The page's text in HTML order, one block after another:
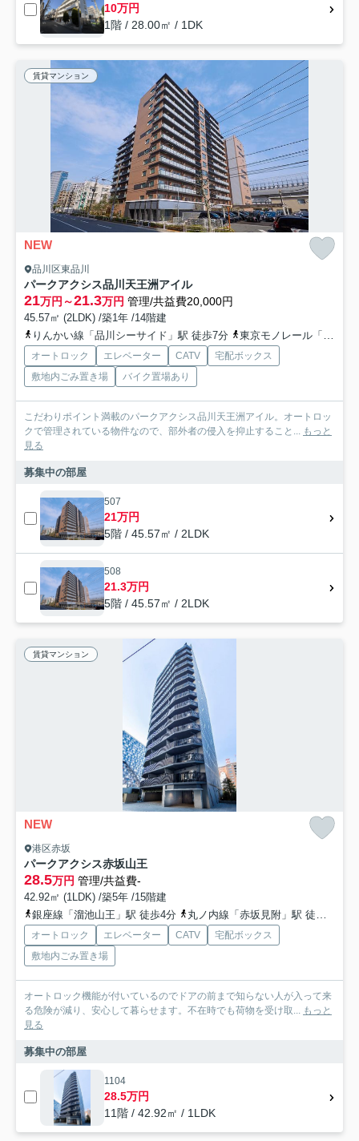
10万円
1階 / 28.00㎡ / 1DK
賃貸マンション
NEW
品川区東品川
パークアクシス品川天王洲アイル
21万円～21.3万円 管理/共益費20,000円
45.57㎡ (2LDK) /築1年 /14階建
りんかい線「品川シーサイド」駅 徒歩7分
東京モノレール「天王洲アイル」駅 徒歩10分
オートロック エレベーター CATV
宅配ボックス
敷地内ごみ置き場
バイク置場あり
こだわりポイント満載のパークアクシス品川天王洲アイル。オートロッ
クで管理されている物件なので、部外者の侵入を抑止すること... もっと
見る
募集中の部屋
507
21万円
5階 / 45.57㎡ / 2LDK
508
21.3万円
5階 / 45.57㎡ / 2LDK
賃貸マンション
NEW
港区赤坂
パークアクシス赤坂山王
28.5万円 管理/共益費-
42.92㎡ (1LDK) /築5年 /15階建
銀座線「溜池山王」駅 徒歩4分
丸ノ内線「赤坂見附」駅 徒歩6分
オートロック エレベーター CATV
宅配ボックス
敷地内ごみ置き場
オートロック機能が付いているのでドアの前まで知らない人が入って来
る危険が減り、安心して暮らせます。不在時でも荷物を受け取...
もっと
見る
募集中の部屋
1104
28.5万円
11階 / 42.92㎡ / 1LDK